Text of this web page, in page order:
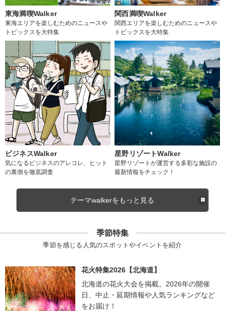
東海満喫Walker
東海エリアを楽しむためのニュースや
トピックスを大特集
関西満喫Walker
関西エリアを楽しむためのニュースや
トピックスを大特集
ビジネスWalker
気になるビジネスのアレコレ、ヒット
の裏側を徹底調査
星野リゾートWalker
星野リゾートが運営する多彩な施設の
最新情報をチェック！
テーマwalkerをもっと見る
季節特集
季節を感じる人気のスポットやイベントを紹介
花火特集2026【北海道】
北海道の花火大会を掲載。2026年の開催
日、中止・延期情報や人気ランキングなど
をお届け！